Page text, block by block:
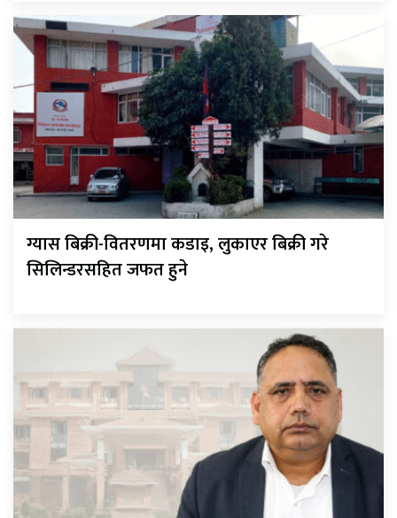
ग्यास बिक्री-वितरणमा कडाइ, लुकाएर बिक्री गरे
सिलिन्डरसहित जफत हुने